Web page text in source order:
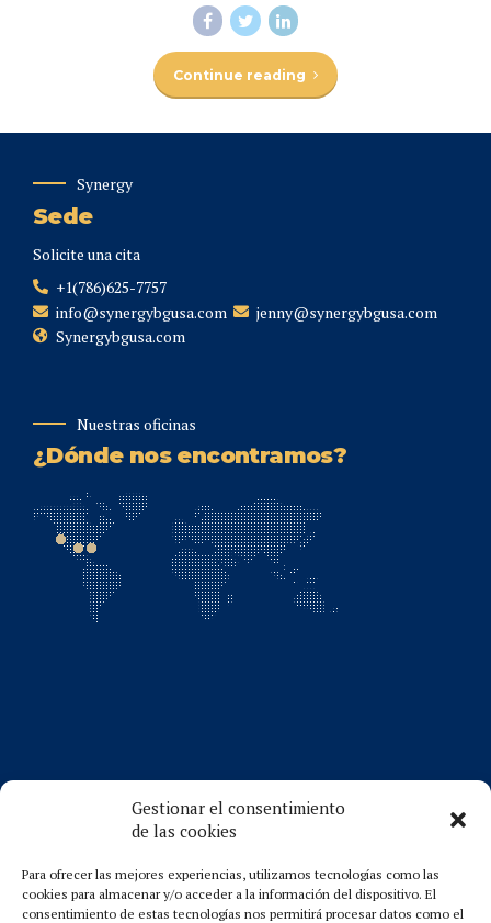
Gestionar el consentimiento
de las cookies
Para ofrecer las mejores experiencias, utilizamos tecnologías como las
cookies para almacenar y/o acceder a la información del dispositivo. El
consentimiento de estas tecnologías nos permitirá procesar datos como el
Continue reading
Synergy
Sede
Solicite una cita
+1(786)625-7757
info@synergybgusa.com
jenny@synergybgusa.com
Synergybgusa.com
Nuestras oficinas
¿Dónde nos encontramos?
Póngase en contacto
Comunicación permanentemente a través de nuestras redes
sociales.